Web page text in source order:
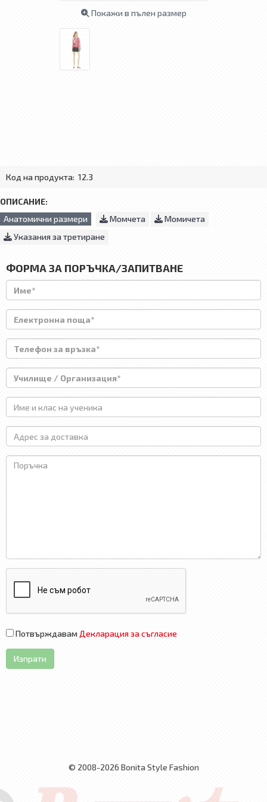
Покажи в пълен размер
Код на продукта: 12.3
ОПИСАНИЕ:
Анатомични размери
Момчета
Момичета
Указания за третиране
ФОРМА ЗА ПОРЪЧКА/ЗАПИТВАНЕ
Потвърждавам Декларация за съгласие
Изпрати
© 2008-2026 Bonita Style Fashion